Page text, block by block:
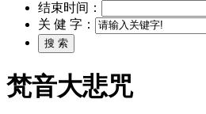
结束时间：
关 健 字：
梵音大悲咒